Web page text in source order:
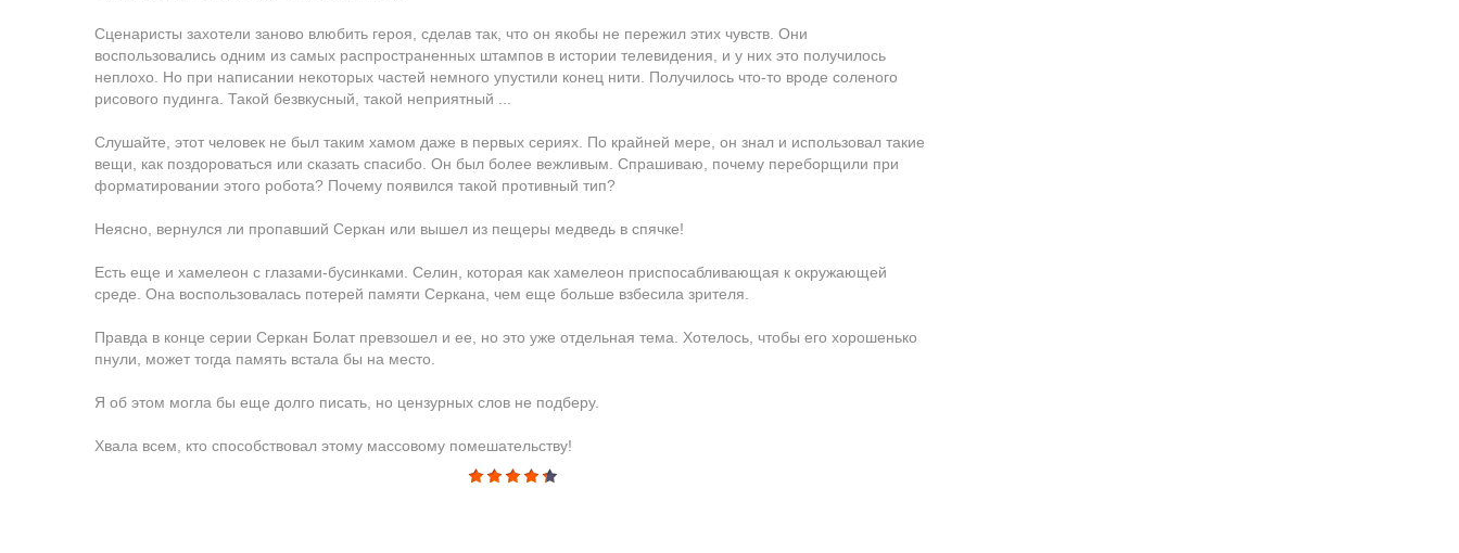
Сценаристы захотели заново влюбить героя, сделав так, что он якобы не пережил этих чувств. Они
воспользовались одним из самых распространенных штампов в истории телевидения, и у них это получилось
неплохо. Но при написании некоторых частей немного упустили конец нити. Получилось что-то вроде соленого
рисового пудинга. Такой безвкусный, такой неприятный ...
Слушайте, этот человек не был таким хамом даже в первых сериях. По крайней мере, он знал и использовал такие
вещи, как поздороваться или сказать спасибо. Он был более вежливым. Спрашиваю, почему переборщили при
форматировании этого робота? Почему появился такой противный тип?
Неясно, вернулся ли пропавший Серкан или вышел из пещеры медведь в спячке!
Есть еще и хамелеон с глазами-бусинками. Селин, которая как хамелеон приспосабливающая к окружающей
среде. Она воспользовалась потерей памяти Серкана, чем еще больше взбесила зрителя.
Правда в конце серии Серкан Болат превзошел и ее, но это уже отдельная тема. Хотелось, чтобы его хорошенько
пнули, может тогда память встала бы на место.
Я об этом могла бы еще долго писать, но цензурных слов не подберу.
Хвала всем, кто способствовал этому массовому помешательству!